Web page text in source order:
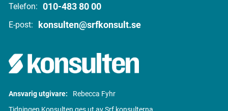
Telefon: 010-483 80 00
E-post: konsulten@srfkonsult.se
Ansvarig utgivare:
Rebecca Fyhr